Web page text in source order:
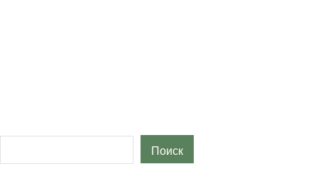
Поиск